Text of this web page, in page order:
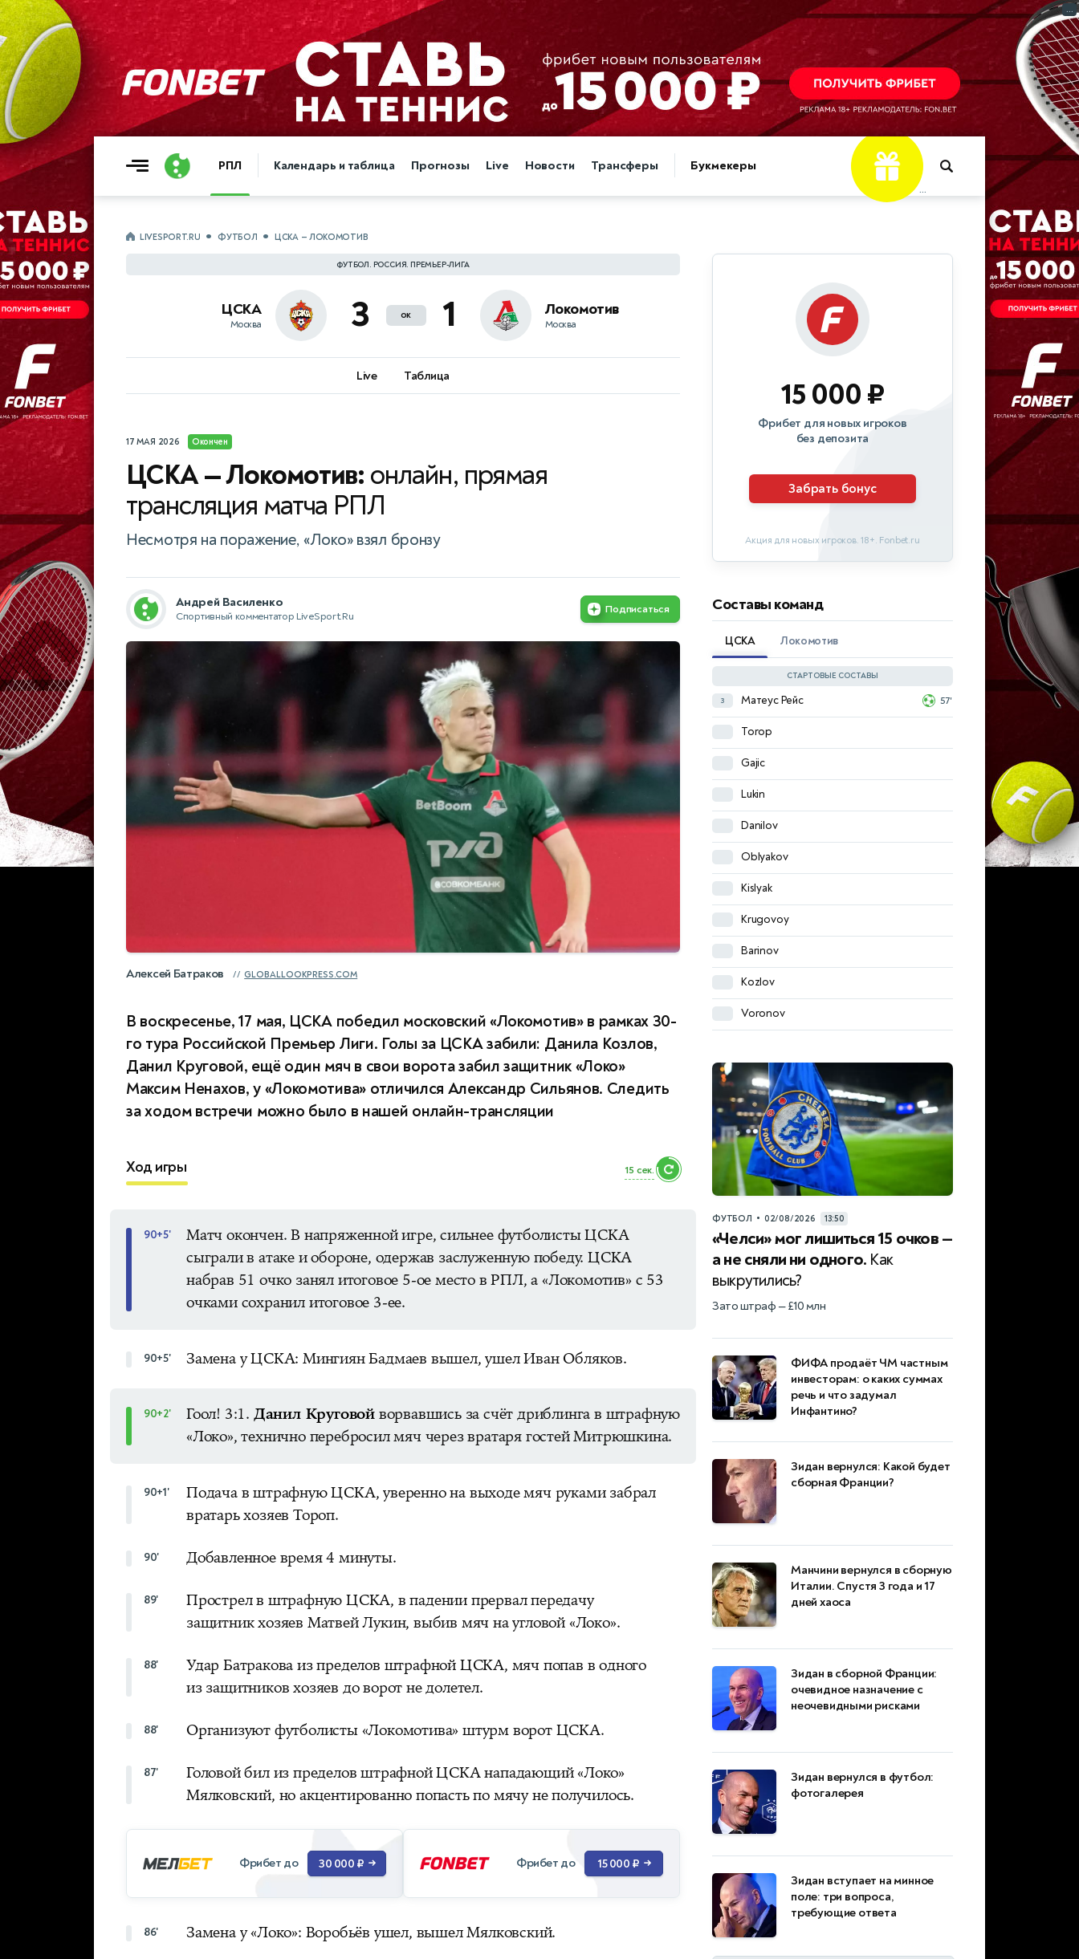
РПЛ Календарь и таблица Прогнозы Live Новости Трансферы Букмекеры
...
LIVESPORT.RU ФУТБОЛ ЦСКА — ЛОКОМОТИВ
ФУТБОЛ. РОССИЯ. ПРЕМЬЕР-ЛИГА
ЦСКА
Москва 3 ок 1 Локомотив
Москва
Live Таблица
17 МАЯ 2026 Окончен
ЦСКА — Локомотив: онлайн, прямая
трансляция матча РПЛ
Несмотря на поражение, «Локо» взял бронзу
Андрей Василенко
Спортивный комментатор LiveSport.Ru
Подписаться
Алексей Батраков GLOBALLOOKPRESS.COM
В воскресенье, 17 мая, ЦСКА победил московский «Локомотив» в рамках 30-
го тура Российской Премьер Лиги. Голы за ЦСКА забили: Данила Козлов,
Данил Круговой, ещё один мяч в свои ворота забил защитник «Локо»
Максим Ненахов, у «Локомотива» отличился Александр Сильянов. Следить
за ходом встречи можно было в нашей онлайн-трансляции
Ход игры 14 сек.
90+5'
Матч окончен. В напряженной игре, сильнее футболисты ЦСКА
сыграли в атаке и обороне, одержав заслуженную победу. ЦСКА
набрав 51 очко занял итоговое 5-ое место в РПЛ, а «Локомотив» с 53
очками сохранил итоговое 3-ее.
90+5' Замена у ЦСКА: Мингиян Бадмаев вышел, ушел Иван Обляков.
90+2' Гоол! 3:1. Данил Круговойворвавшись за счёт дриблинга в штрафную
«Локо», технично перебросил мяч через вратаря гостей Митрюшкина.
90+1'
Подача в штрафную ЦСКА, уверенно на выходе мяч руками забрал
вратарь хозяев Тороп.
90' Добавленное время 4 минуты.
89'
Прострел в штрафную ЦСКА, в падении прервал передачу
защитник хозяев Матвей Лукин, выбив мяч на угловой «Локо».
88'
Удар Батракова из пределов штрафной ЦСКА, мяч попав в одного
из защитников хозяев до ворот не долетел.
88' Организуют футболисты «Локомотива» штурм ворот ЦСКА.
87'
Головой бил из пределов штрафной ЦСКА нападающий «Локо»
Мялковский, но акцентированно попасть по мячу не получилось.
Фрибет до 30 000 ₽ → Фрибет до 15 000 ₽ →
86' Замена у «Локо»: Воробьёв ушел, вышел Мялковский.
15 000 ₽
Фрибет для новых игроков
без депозита
Забрать бонус
Акция для новых игроков. 18+. Fonbet.ru
Составы команд
ЦСКА Локомотив
СТАРТОВЫЕ СОСТАВЫ
з Матеус Рейс 57'
Torop
Gajic
Lukin
Danilov
Oblyakov
Kislyak
Krugovoy
Barinov
Kozlov
Voronov
з Лукас Фассон
Mitryushkin
Nenakhov
Silyanov
Morozov
Rudenko
Prutsev
Karpukas
Pinyaev
Batrakov
Vorobyev
ФУТБОЛ • 02/08/2026 13:50
«Челси» мог лишиться 15 очков —
а не сняли ни одного. Как
выкрутились?
Зато штраф — £10 млн
ФИФА продаёт ЧМ частным
инвесторам: о каких суммах
речь и что задумал
Инфантино?
Зидан вернулся: Какой будет
сборная Франции?
Манчини вернулся в сборную
Италии. Спустя 3 года и 17
дней хаоса
Зидан в сборной Франции:
очевидное назначение с
неочевидными рисками
Зидан вернулся в футбол:
фотогалерея
Зидан вступает на минное
поле: три вопроса,
требующие ответа
...